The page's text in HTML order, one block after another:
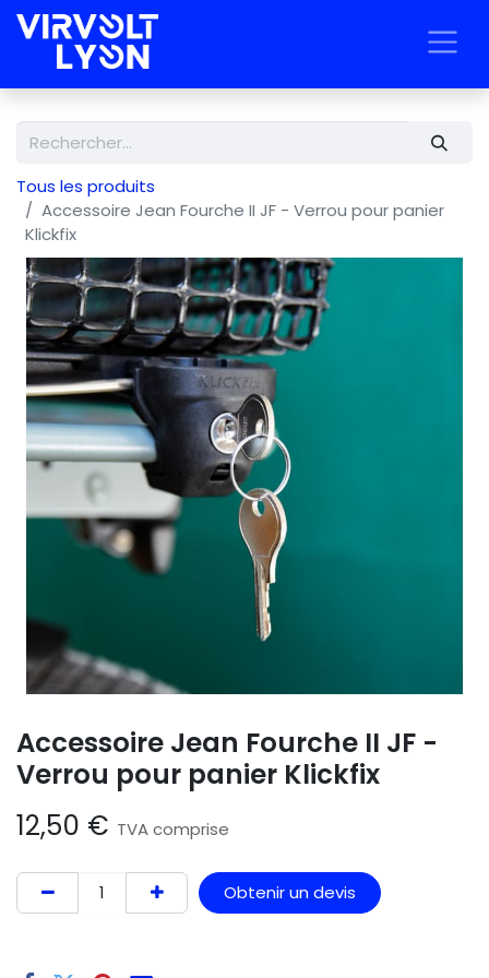
Tous les produits
Accessoire Jean Fourche II JF - Verrou pour panier
Klickfix
Accessoire Jean Fourche II JF -
Verrou pour panier Klickfix
12,50 € TVA comprise
Obtenir un devis